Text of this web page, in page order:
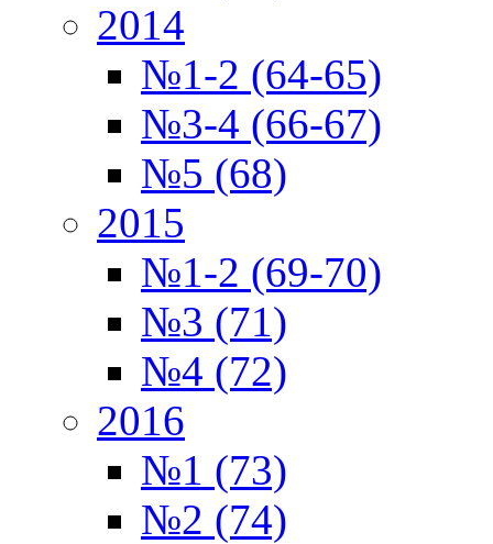
2014
№1-2 (64-65)
№3-4 (66-67)
№5 (68)
2015
№1-2 (69-70)
№3 (71)
№4 (72)
2016
№1 (73)
№2 (74)